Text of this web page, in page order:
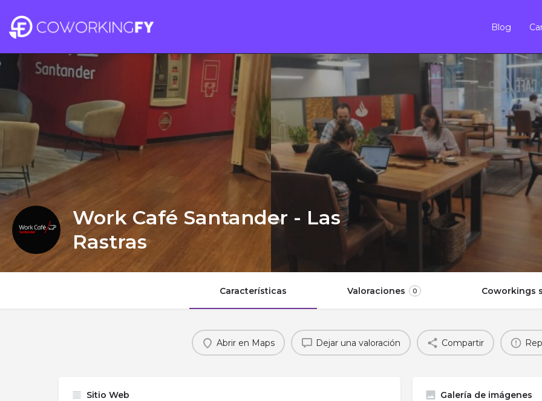
Blog
Work Café Santander - Las
Rastras
Características Valoraciones 0 Coworkings
Abrir en Maps Dejar una valoración Compartir
Sitio Web Galería de imágenes